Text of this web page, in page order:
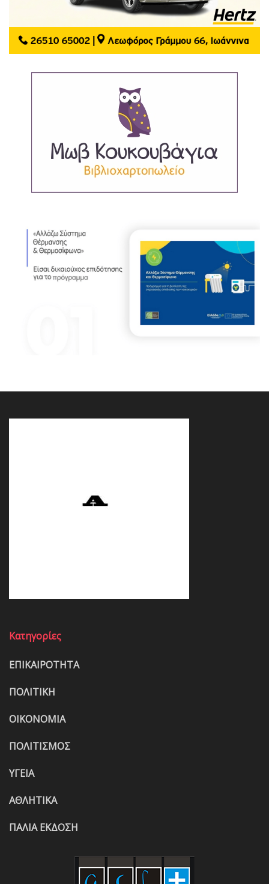
Κατηγορίες
ΕΠΙΚΑΙΡΟΤΗΤΑ
ΠΟΛΙΤΙΚΗ
ΟΙΚΟΝΟΜΙΑ
ΠΟΛΙΤΙΣΜΟΣ
ΥΓΕΙΑ
ΑΘΛΗΤΙΚΑ
ΠΑΛΙΑ ΕΚΔΟΣΗ